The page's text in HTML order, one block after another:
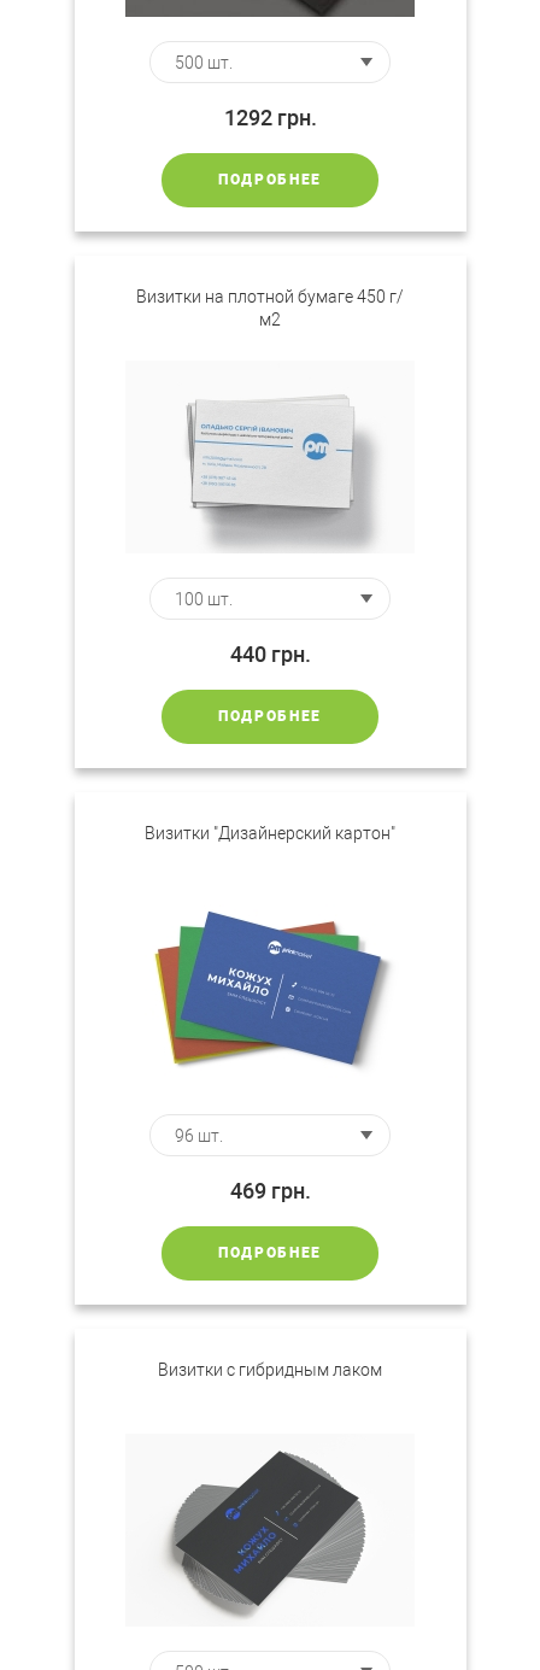
1292 грн.
ПОДРОБНЕЕ
Визитки на плотной бумаге 450 г/
м2
440 грн.
ПОДРОБНЕЕ
Визитки "Дизайнерский картон"
469 грн.
ПОДРОБНЕЕ
Визитки с гибридным лаком